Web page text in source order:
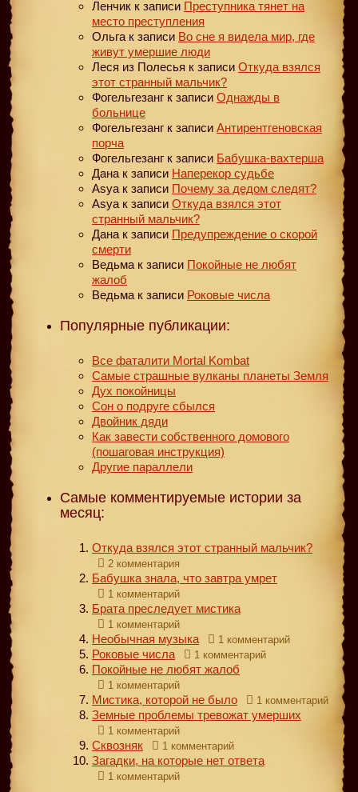
Ленчик к записи Преступника тянет на
место преступления
Ольга к записи Во сне я видела мир, где
живут умершие люди
Леся из Полесья к записи Откуда взялся
этот странный мальчик?
Фогельгезанг к записи Однажды в
больнице
Фогельгезанг к записи Антирентгеновская
порча
Фогельгезанг к записи Бабушка-вахтерша
Дана к записи Наперекор судьбе
Asya к записи Почему за дедом следят?
Asya к записи Откуда взялся этот
странный мальчик?
Дана к записи Предупреждение о скорой
смерти
Ведьма к записи Покойные не любят
жалоб
Ведьма к записи Роковые числа
Популярные публикации:
Все фаталити Mortal Kombat
Самые страшные вулканы планеты Земля
Дух покойницы
Сон о подруге сбылся
Двойник дяди
Как завести собственного домового
(пошаговая инструкция)
Другие параллели
Самые комментируемые истории за
месяц:
Откуда взялся этот странный мальчик?
2 комментария
Бабушка знала, что завтра умрет
1 комментарий
Брата преследует мистика
1 комментарий
Необычная музыка 1 комментарий
Роковые числа 1 комментарий
Покойные не любят жалоб
1 комментарий
Мистика, которой не было 1 комментарий
Земные проблемы тревожат умерших
1 комментарий
Сквозняк 1 комментарий
Загадки, на которые нет ответа
1 комментарий